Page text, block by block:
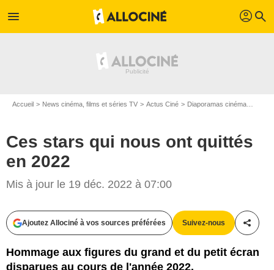
menu profil search
Accueil News cinéma, films et séries TV Actus Ciné Diaporamas cinéma
Ces stars qui nous ont quittés
en 2022
Mis à jour le 19 déc. 2022 à 07:00
Ajoutez Allociné à vos sources préférées Suivez-nous
Hommage aux figures du grand et du petit écran
disparues au cours de l'année 2022.